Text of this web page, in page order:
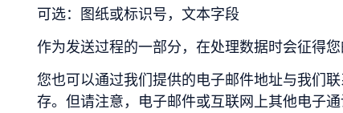
可选：图纸或标识号，文本字段
作为发送过程的一部分，在处理数据时会征得您
您也可以通过我们提供的电子邮件地址与我们
存。但请注意，电子邮件或互联网上其他电子